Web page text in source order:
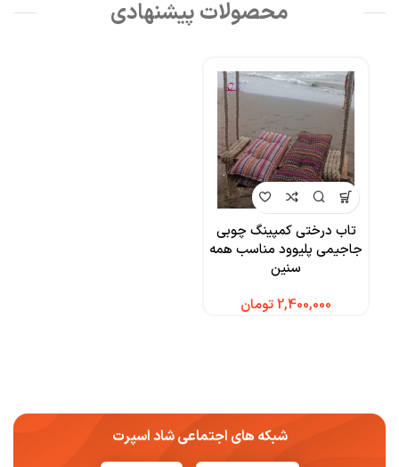
محصولات پیشنهادی
تاب درختی کمپینگ چوبی
جاجیمی پلیوود مناسب همه
سنین
تومان
شبکه های اجتماعی شاد اسپرت